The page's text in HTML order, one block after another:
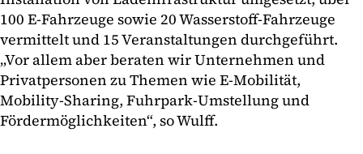
100 E-Fahrzeuge sowie 20 Wasserstoff-Fahrzeuge
vermittelt und 15 Veranstaltungen durchgeführt.
„Vor allem aber beraten wir Unternehmen und
Privatpersonen zu Themen wie E-Mobilität,
Mobility-Sharing, Fuhrpark-Umstellung und
Fördermöglichkeiten“, so Wulff.